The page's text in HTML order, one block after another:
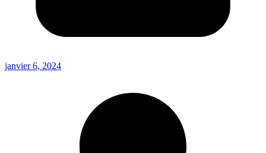
janvier 6, 2024